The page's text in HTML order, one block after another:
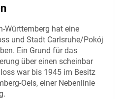
Württemberg hat eine
und Stadt Carlsruhe/Pokój
Ein Grund für das
über einen scheinbar
war bis 1945 im Besitz
Oels, einer Nebenlinie